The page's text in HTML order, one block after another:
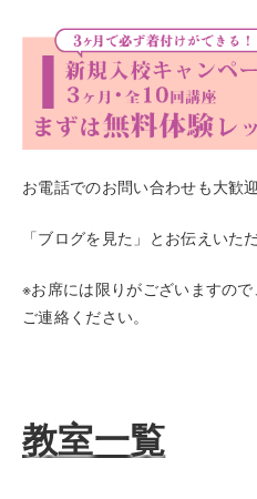
お電話でのお問い合わせも大歓
「ブログを見た」とお伝えいた
※お席には限りがございますの
ご連絡ください。
教室一覧